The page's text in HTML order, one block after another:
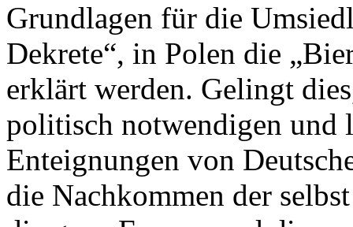
Grundlagen für die
Dekrete“, in Polen die
erklärt werden. Gelingt
politisch notwendigen und
Enteignungen von
die Nachkommen der